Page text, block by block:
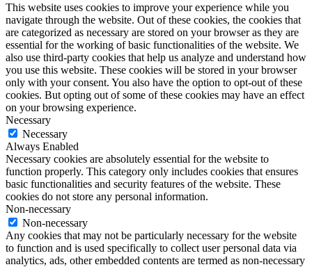
This website uses cookies to improve your experience while you
navigate through the website. Out of these cookies, the cookies that
are categorized as necessary are stored on your browser as they are
essential for the working of basic functionalities of the website. We
also use third-party cookies that help us analyze and understand how
you use this website. These cookies will be stored in your browser
only with your consent. You also have the option to opt-out of these
cookies. But opting out of some of these cookies may have an effect
on your browsing experience.
Necessary
Necessary
Always Enabled
Necessary cookies are absolutely essential for the website to
function properly. This category only includes cookies that ensures
basic functionalities and security features of the website. These
cookies do not store any personal information.
Non-necessary
Non-necessary
Any cookies that may not be particularly necessary for the website
to function and is used specifically to collect user personal data via
analytics, ads, other embedded contents are termed as non-necessary